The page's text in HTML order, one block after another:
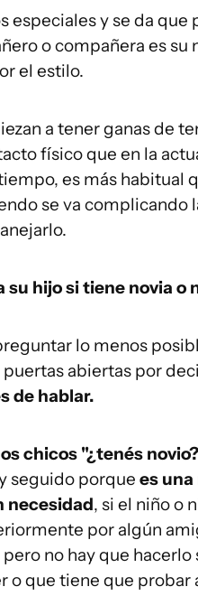
especiales y se da que
o compañera es su
el estilo.
a tener ganas de
físico que en la
es más habitual
se va complicando
hijo si tiene novia o
lo menos
puertas abiertas por
de hablar.
chicos "¿tenés
seguido porque es
necesidad, si el niño o
por algún
no hay que
o que tiene que probar